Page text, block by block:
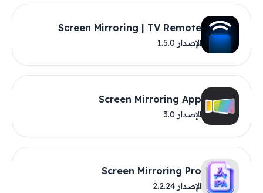
Screen Mirroring | TV Remote
الإصدار 1.5.0
Screen Mirroring App
الإصدار 3.0
Screen Mirroring Pro
الإصدار 2.2.24